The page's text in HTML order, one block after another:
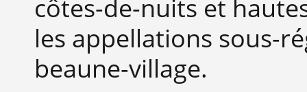
côtes-de-nuits et
les appellations sous-
beaune-village.